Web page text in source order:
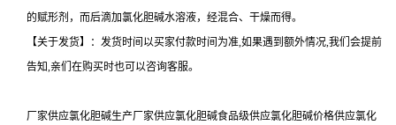
的赋形剂，而后滴加氯化胆碱水溶液，经混合、干燥而得。
【关于发货】：发货时间以买家付款时间为准,如果遇到额外情况,我们会提前
告知,亲们在购买时也可以咨询客服。
厂家供应氯化胆碱生产厂家供应氯化胆碱食品级供应氯化胆碱价格供应氯化